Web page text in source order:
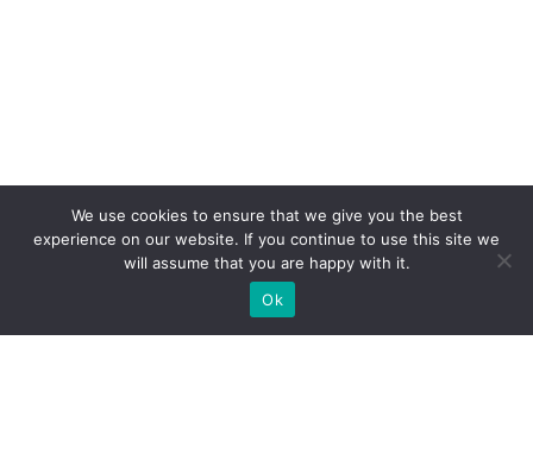
We use cookies to ensure that we give you the best
experience on our website. If you continue to use this site we
will assume that you are happy with it.
Ok